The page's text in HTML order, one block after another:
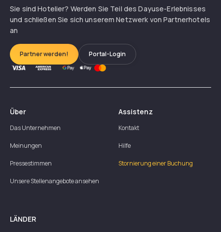
Sie sind Hotelier? Werden Sie Teil des Dayuse-Erlebnisses
und schließen Sie sich unserem Netzwerk von Partnerhotels
an
Partner werden! Portal-Login
Über
Das Unternehmen
Meinungen
Pressestimmen
Unsere Stellenangebote ansehen
Assistenz
Kontakt
Hilfe
Stornierung einer Buchung
LÄNDER